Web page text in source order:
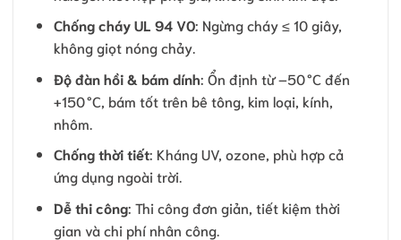
Chống cháy UL 94 V0: Ngừng cháy ≤ 10 giây,
không giọt nóng chảy.
Độ đàn hồi & bám dính: Ổn định từ –50 °C đến
+150 °C, bám tốt trên bê tông, kim loại, kính,
nhôm.
Chống thời tiết: Kháng UV, ozone, phù hợp cả
ứng dụng ngoài trời.
Dễ thi công: Thi công đơn giản, tiết kiệm thời
gian và chi phí nhân công.